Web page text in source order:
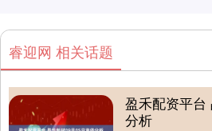
睿迎网 相关话题
盈禾配资平台
分析